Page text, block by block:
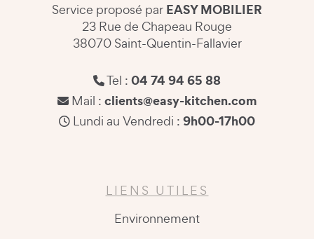
Service proposé par EASY MOBILIER
23 Rue de Chapeau Rouge
38070 Saint-Quentin-Fallavier
Tel : 04 74 94 65 88
Mail : clients@easy-kitchen.com
Lundi au Vendredi : 9h00-17h00
LIENS UTILES
Environnement